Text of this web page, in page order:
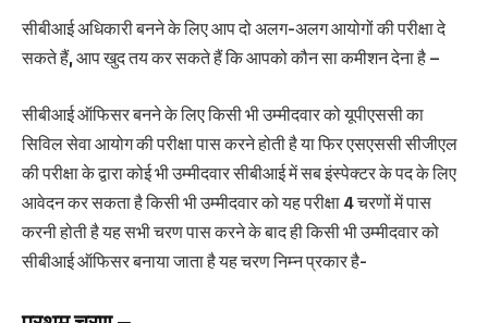
सीबीआई अधिकारी बनने के लिए आप दो अलग-अलग आयोगों की परीक्षा दे
सकते हैं, आप खुद तय कर सकते हैं कि आपको कौन सा कमीशन देना है –
सीबीआई ऑफिसर बनने के लिए किसी भी उम्मीदवार को यूपीएससी का
सिविल सेवा आयोग की परीक्षा पास करने होती है या फिर एसएससी सीजीएल
की परीक्षा के द्वारा कोई भी उम्मीदवार सीबीआई में सब इंस्पेक्टर के पद के लिए
आवेदन कर सकता है किसी भी उम्मीदवार को यह परीक्षा 4 चरणों में पास
करनी होती है यह सभी चरण पास करने के बाद ही किसी भी उम्मीदवार को
सीबीआई ऑफिसर बनाया जाता है यह चरण निम्न प्रकार है-